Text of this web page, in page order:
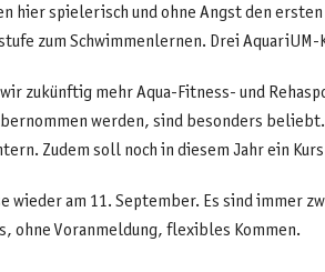
hier spielerisch und ohne Angst den
zum Schwimmenlernen. Drei
zukünftig mehr Aqua-Fitness- und
werden, sind besonders
Zudem soll noch in diesem Jahr ein
wieder am 11. September. Es sind immer
ohne Voranmeldung, flexibles Kommen.